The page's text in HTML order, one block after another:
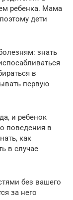
ребенка. Мама
дети
знать
в
первую
и ребенок
поведения в
как
в случае
без вашего
за него